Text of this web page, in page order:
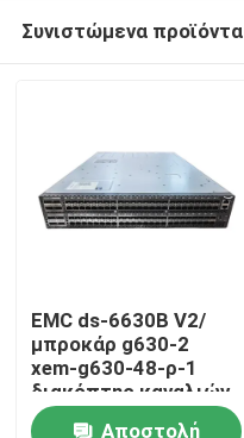
Προϊόντα
Περίπου εμείς
Συνιστώμενα προϊόντα
EMC ds-6630B V2/
μπροκάρ g630-2
xem-g630-48-ρ-1
διακόπτης καναλιών
SAN ινών 128-
Αποστολή